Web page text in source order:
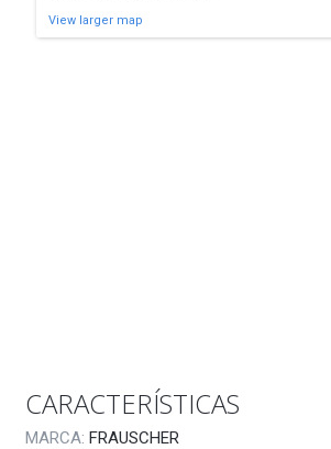
View larger map
CARACTERÍSTICAS
MARCA: FRAUSCHER